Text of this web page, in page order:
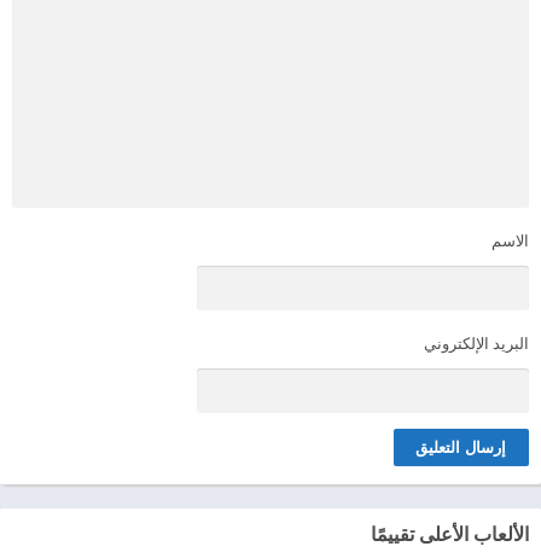
الاسم
البريد الإلكتروني
الألعاب الأعلى تقييمًا